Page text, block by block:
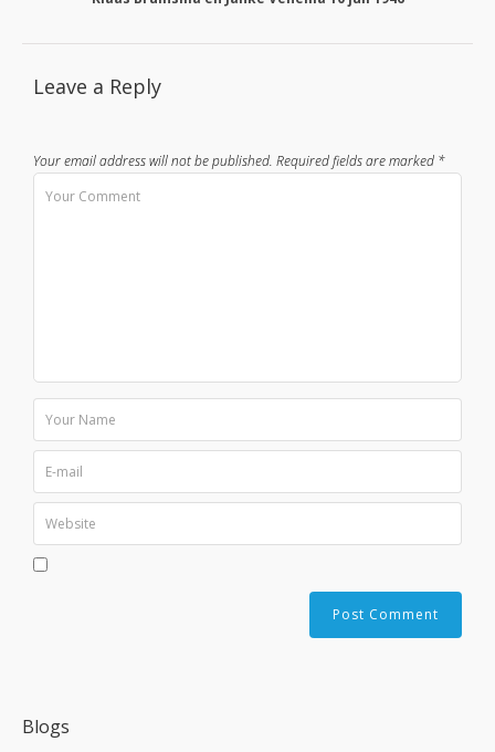
Leave a Reply
Your email address will not be published. Required fields are marked *
Blogs